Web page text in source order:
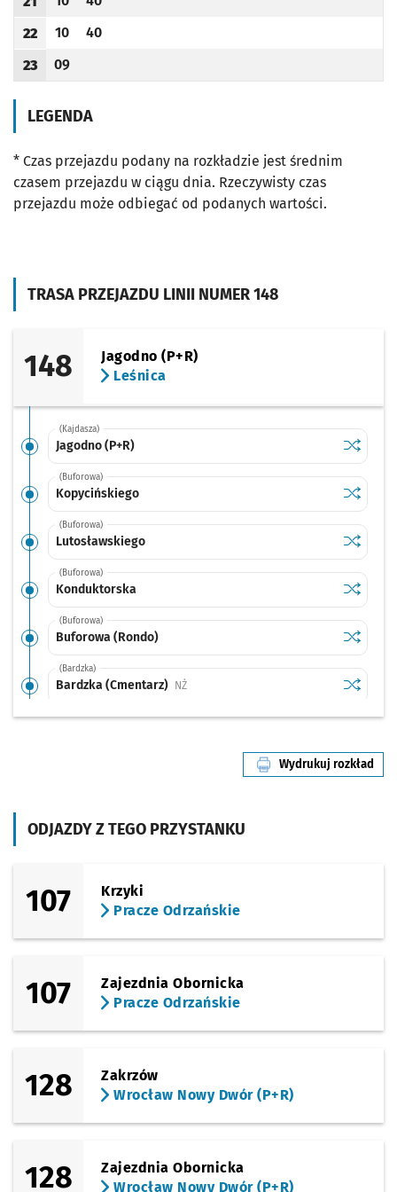
TRASA PRZEJAZDU LINII NUMER 148
148
Jagodno (P+R)
Leśnica
(Kajdasza)
Jagodno (P+R) Sprawdź
Jagodno
(Buforowa)
Kopycińskiego Sprawdź
(Buforowa)
Lutosławskiego Sprawdź
(Buforowa)
Konduktorska Sprawdź
(Buforowa)
Buforowa (Rondo) Sprawdź
(Bardzka)
Bardzka (Cmentarz) NŻPrzystanek na życzenie Sprawdź
Bardzka
(Bardzka)
Sprawdź
Krynicka
Bardzka
(Hubska)
(Sucha)
(Swobodna)
Piłsudskiego
Wydrukuj rozkład
linii nr 148
ODJAZDY Z TEGO PRZYSTANKU
107
Krzyki
Pracze Odrzańskie
107
Zajezdnia Obornicka
Pracze Odrzańskie
128
Zakrzów
Wrocław Nowy Dwór (P+R)
128
Zajezdnia Obornicka
Wrocław Nowy Dwór (P+R)
Godzina odjazdu
Odjazd
minut po godzinie 21
Odjazd
minut po godzinie 21
Godzina odjazdu
22
Odjazd
10
minut po godzinie 22
Odjazd
40
minut po godzinie 22
Godzina odjazdu
23
Odjazd
09
minut po godzinie 23
LEGENDA
* Czas przejazdu podany na rozkładzie jest średnim
czasem przejazdu w ciągu dnia. Rzeczywisty czas
przejazdu może odbiegać od podanych wartości.